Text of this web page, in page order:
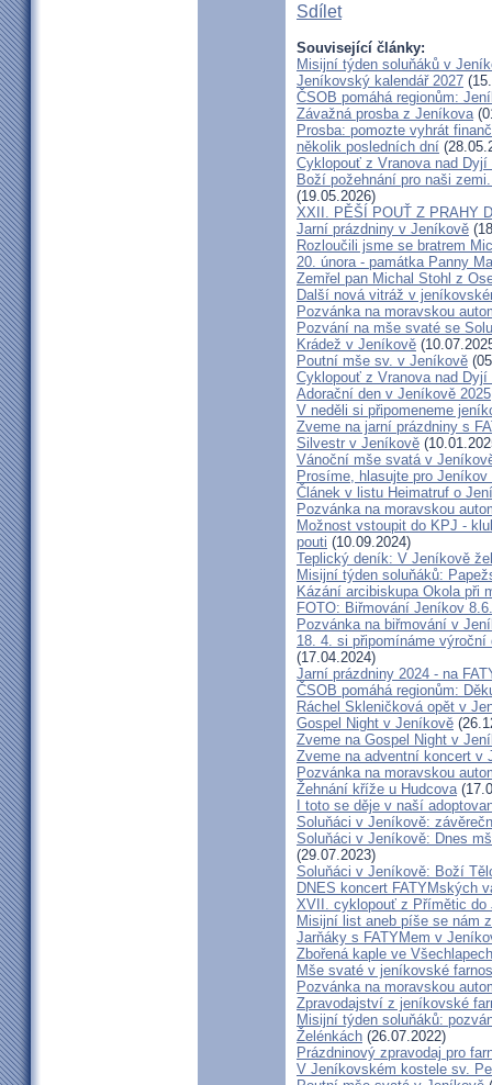
Sdílet
Související články:
Misijní týden soluňáků v
Jeníkovský kalendář 2027
ČSOB pomáhá regionům:
Závažná prosba z Jeníkova
Prosba: pomozte vyhrát
několik posledních dní
Cyklopouť z Vranova nad
Boží požehnání pro naši
(19.05.2026)
XXII. PĚŠÍ POUŤ Z PRAHY
Jarní prázdniny v Jeníkově
Rozloučili jsme se bratrem
20. února - památka Panny
Zemřel pan Michal Stohl z
Další nová vitráž v
Pozvánka na moravskou
Pozvání na mše svaté se
Krádež v Jeníkově
Poutní mše sv. v Jeníkově
Cyklopouť z Vranova nad
Adorační den v Jeníkově 2025
V neděli si připomeneme
Zveme na jarní prázdniny s
Silvestr v Jeníkově
Vánoční mše svatá v
Prosíme, hlasujte pro
Článek v listu Heimatruf o
Pozvánka na moravskou
Možnost vstoupit do KPJ -
pouti (10.09.2024)
Teplický deník: V Jeníkově
Misijní týden soluňáků:
Kázání arcibiskupa Okola při
FOTO: Biřmování Jeníkov
Pozvánka na biřmování v
18. 4. si připomínáme
(17.04.2024)
Jarní prázdniny 2024 - na
ČSOB pomáhá regionům:
Ráchel Skleničková opět v
Gospel Night v Jeníkově
Zveme na Gospel Night v
Zveme na adventní koncert v
Pozvánka na moravskou
Žehnání kříže u Hudcova
I toto se děje v naší
Soluňáci v Jeníkově:
Soluňáci v Jeníkově: Dnes
(29.07.2023)
Soluňáci v Jeníkově: Boží
DNES koncert FATYMských
XVII. cyklopouť z Přímětic do
Misijní list aneb píše se nám
Jarňáky s FATYMem v
Zbořená kaple ve
Mše svaté v jeníkovské
Pozvánka na moravskou
Zpravodajství z jeníkovské
Misijní týden soluňáků:
Želénkách (26.07.2022)
Prázdninový zpravodaj pro
V Jeníkovském kostele sv.